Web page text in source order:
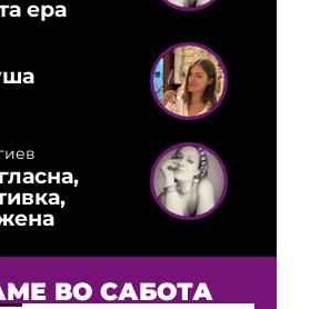
ера
ВО САБОТА